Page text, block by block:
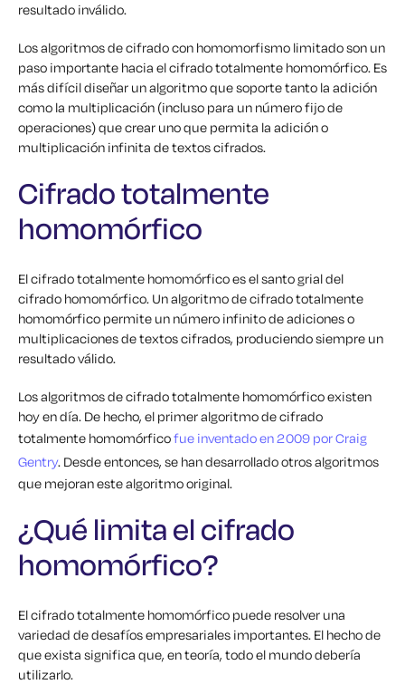
resultado inválido.
Los algoritmos de cifrado con homomorfismo limitado son un
paso importante hacia el cifrado totalmente homomórfico. Es
más difícil diseñar un algoritmo que soporte tanto la adición
como la multiplicación (incluso para un número fijo de
operaciones) que crear uno que permita la adición o
multiplicación infinita de textos cifrados.
Cifrado totalmente
homomórfico
El cifrado totalmente homomórfico es el santo grial del
cifrado homomórfico. Un algoritmo de cifrado totalmente
homomórfico permite un número infinito de adiciones o
multiplicaciones de textos cifrados, produciendo siempre un
resultado válido.
Los algoritmos de cifrado totalmente homomórfico existen
hoy en día. De hecho, el primer algoritmo de cifrado
totalmente homomórficofue inventado en 2009 por Craig
Gentry. Desde entonces, se han desarrollado otros algoritmos
que mejoran este algoritmo original.
¿Qué limita el cifrado
homomórfico?
El cifrado totalmente homomórfico puede resolver una
variedad de desafíos empresariales importantes. El hecho de
que exista significa que, en teoría, todo el mundo debería
utilizarlo.